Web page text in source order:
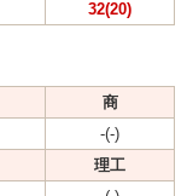
32(20)
商
-(-)
理工